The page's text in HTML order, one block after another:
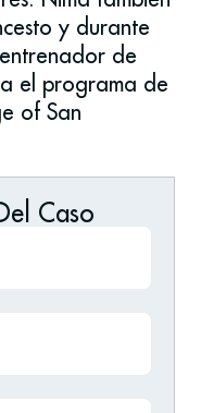
y durante
de
el programa de
of San
Caso